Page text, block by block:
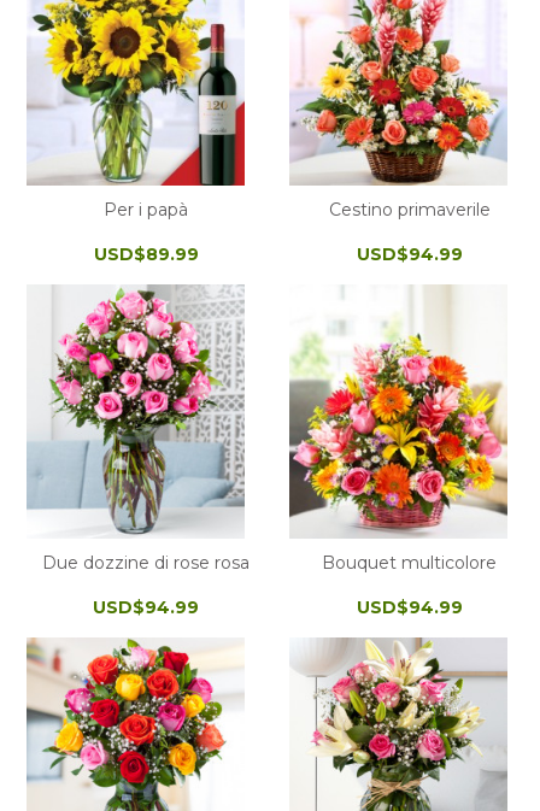
Per i papà
USD$89.99
Cestino primaverile
USD$94.99
Due dozzine di rose rosa
USD$94.99
Bouquet multicolore
USD$94.99